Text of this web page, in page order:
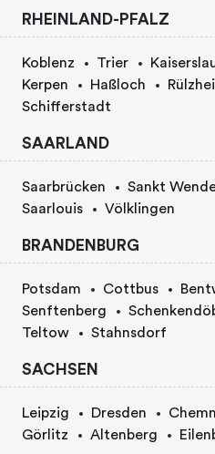
RHEINLAND-PFALZ
Koblenz Trier
Kerpen
Haßloch
Schifferstadt
SAARLAND
Saarbrücken Sankt
Saarlouis
Völklingen
BRANDENBURG
Potsdam Cottbus
Senftenberg
Teltow
Stahnsdorf
SACHSEN
Leipzig Dresden
Görlitz
Altenberg